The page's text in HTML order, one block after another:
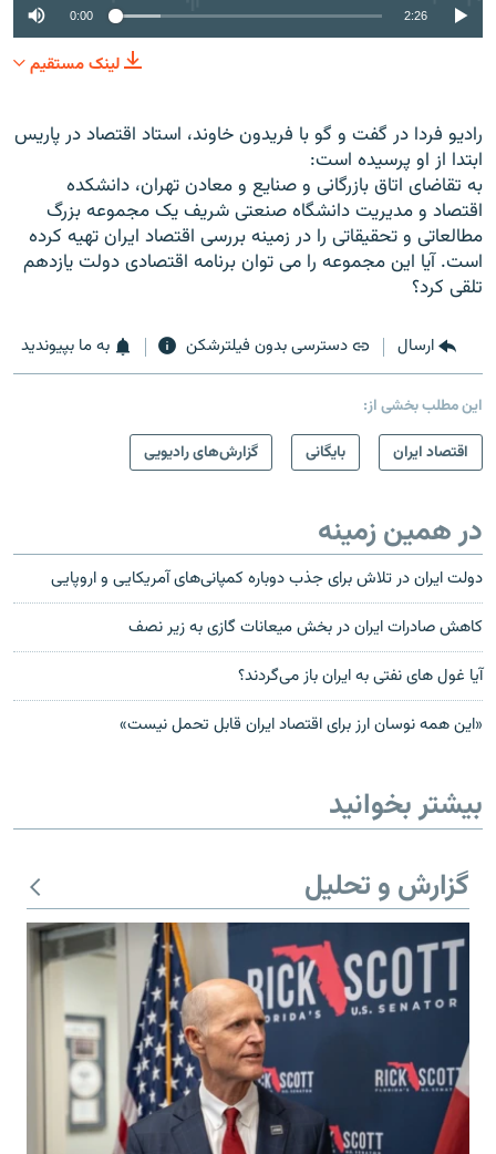
0:00 2:26
لینک مستقیم
رادیو فردا در گفت و گو با فريدون خاوند، استاد اقتصاد در پاريس
ابتدا از او پرسيده است:
به تقاضای اتاق بازرگانی و صنايع و معادن تهران، دانشکده
اقتصاد و مديريت دانشگاه صنعتی شريف يک مجموعه بزرگ
مطالعاتی و تحقيقاتی را در زمينه بررسی اقتصاد ايران تهيه کرده
است. آيا اين مجموعه را می توان برنامه اقتصادی دولت يازدهم
تلقی کرد؟
ارسال دسترسی بدون فیلترشکن به ما بپیوندید
این مطلب بخشی از:
اقتصاد ایران
بایگانی گزارش‌های رادیویی
در همین زمینه
دولت ایران در تلاش برای جذب دوباره کمپانی‌های آمریکایی و اروپایی
کاهش صادرات ایران در بخش میعانات گازی به زیر نصف
آیا غول های نفتی به ایران باز می‌گردند؟
«اين همه نوسان ارز برای اقتصاد ايران قابل تحمل نيست»
بیشتر بخوانید
گزارش و تحلیل